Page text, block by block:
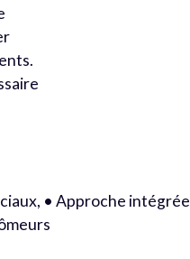
• Approche intégrée